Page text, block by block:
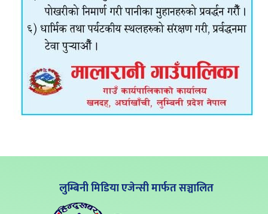
लुम्बिनी मिडिया एजेन्सी मार्फत सञ्चालित